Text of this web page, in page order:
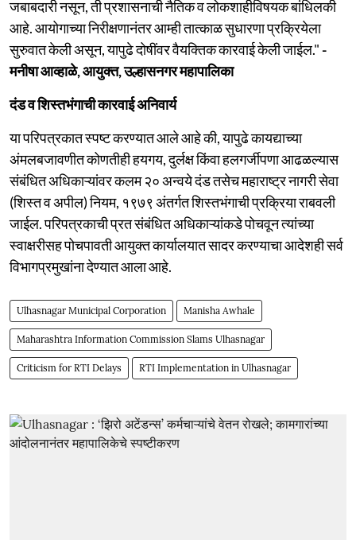
जबाबदारी नसून, ती प्रशासनाची नैतिक व लोकशाहीविषयक बांधिलकी
आहे. आयोगाच्या निरीक्षणानंतर आम्ही तात्काळ सुधारणा प्रक्रियेला
सुरुवात केली असून, यापुढे दोषींवर वैयक्तिक कारवाई केली जाईल."-
मनीषा आव्हाळे, आयुक्त, उल्हासनगर महापालिका
दंड व शिस्तभंगाची कारवाई अनिवार्य
या परिपत्रकात स्पष्ट करण्यात आले आहे की, यापुढे कायद्याच्या
अंमलबजावणीत कोणतीही हयगय, दुर्लक्ष किंवा हलगर्जीपणा आढळल्यास
संबंधित अधिकाऱ्यांवर कलम २० अन्वये दंड तसेच महाराष्ट्र नागरी सेवा
(शिस्त व अपील) नियम, १९७९ अंतर्गत शिस्तभंगाची प्रक्रिया राबवली
जाईल. परिपत्रकाची प्रत संबंधित अधिकाऱ्यांकडे पोचवून त्यांच्या
स्वाक्षरीसह पोचपावती आयुक्त कार्यालयात सादर करण्याचा आदेशही सर्व
विभागप्रमुखांना देण्यात आला आहे.
Ulhasnagar Municipal Corporation Manisha Awhale
Maharashtra Information Commission Slams Ulhasnagar
Criticism for RTI Delays RTI Implementation in Ulhasnagar